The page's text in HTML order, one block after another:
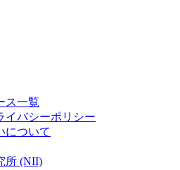
ス一覧
イバシーポリシー
について
所 (NII)